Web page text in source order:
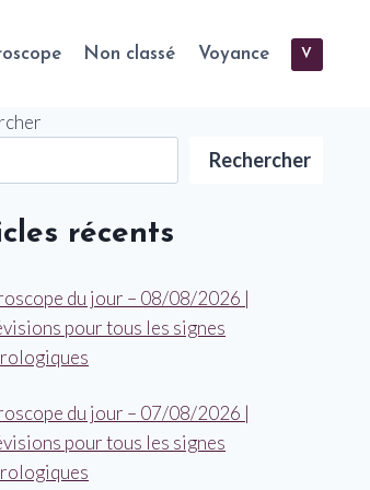
Non classé Voyance V
Rechercher
récents
du jour – 08/08/2026 |
pour tous les signes
du jour – 07/08/2026 |
pour tous les signes